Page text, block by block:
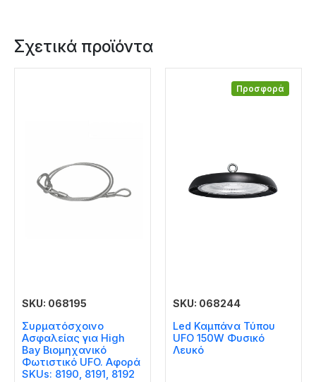
Σχετικά προϊόντα
SKU: 068195
Συρματόσχοινο
Ασφαλείας για High
Bay Βιομηχανικό
Φωτιστικό UFO. Αφορά
SKUs: 8190, 8191, 8192
Προσφορά
SKU: 068244
Led Καμπάνα Τύπου
UFO 150W Φυσικό
Λευκό